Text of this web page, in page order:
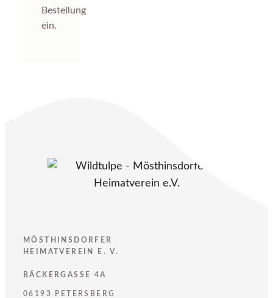
Bestellung
ein.
MÖSTHINSDORFER
HEIMATVEREIN E. V.
BÄCKERGASSE 4A
06193 PETERSBERG